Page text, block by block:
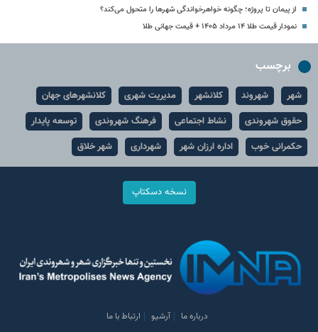
از پیمان تا پروژه؛ چگونه خواهرخواندگی شهرها را متحول می‌کند؟
نمودار قیمت طلا ۱۴ مرداد ۱۴۰۵ + قیمت جهانی طلا
برچسب
شهر شهروند کلانشهر مدیریت شهری
کلانشهرهای جهان
حقوق شهروندی
نشاط اجتماعی فرهنگ شهروندی
توسعه پایدار
حکمرانی خوب
اداره ارزان شهر شهرداری شهر خلاق
نسخه دسکتاپ
درباره ما آرشیو ارتباط با ما